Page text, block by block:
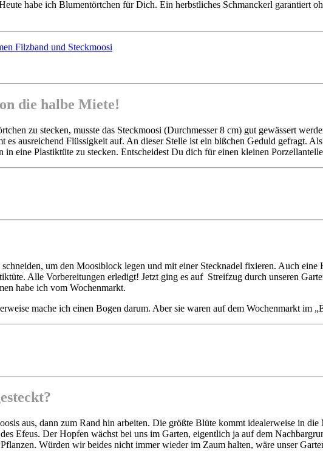
habe ich Blumentörtchen für Dich. Ein herbstliches Schmanckerl garantiert
die halbe Miete!
zu stecken, musste das Steckmoosi (Durchmesser 8 cm) gut gewässert
es ausreichend Flüssigkeit auf. An dieser Stelle ist ein bißchen Geduld gefragt.
in eine Plastiktüte zu stecken. Entscheidest Du dich für einen kleinen
um den Moosiblock legen und mit einer Stecknadel fixieren. Auch
Alle Vorbereitungen erledigt! Jetzt ging es auf Streifzug durch unseren
habe ich vom Wochenmarkt.
mache ich einen Bogen darum. Aber sie waren auf dem Wochenmarkt im
aus, dann zum Rand hin arbeiten. Die größte Blüte kommt idealerweise in
Efeus. Der Hopfen wächst bei uns im Garten, eigentlich ja auf dem
Würden wir beides nicht immer wieder im Zaum halten, wäre unser